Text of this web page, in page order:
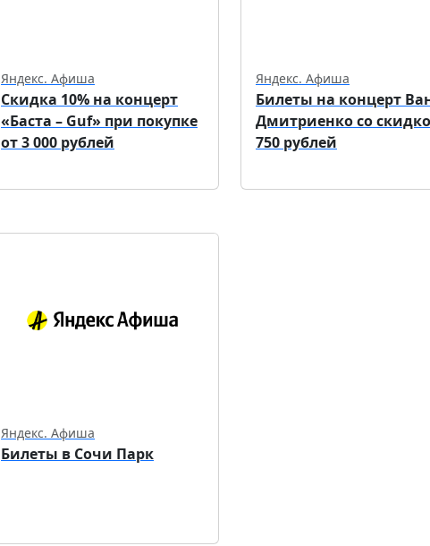
Яндекс. Афиша
Скидка 10% на концерт
«Баста – Guf» при покупке
от 3 000 рублей
Яндекс. Афиша
Билеты на концерт
Дмитриенко со
750 рублей
Яндекс. Афиша
Билеты в Сочи Парк